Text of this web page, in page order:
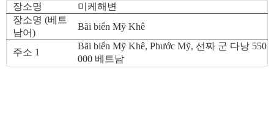
장소명
미케해변
장소명 (베트
남어)
Bãi biển Mỹ Khê
주소 1
Bãi biển Mỹ Khê, Phước Mỹ, 선짜 군 다낭 550
000 베트남